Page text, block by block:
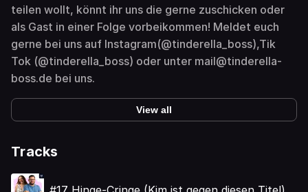
teilen wollt, könnt ihr uns die gerne zuschicken oder
als Gast in einer Folge vorbeikommen! Meldet euch
gerne bei uns auf Instagram(@tinderella_boss),Tik
Tok (@tinderella_boss) oder unter mail@tinderella-
boss.de bei uns.
View all
Tracks